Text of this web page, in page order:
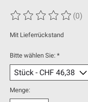
Die Bewertung dieses
(0)
Mit Lieferrückstand
Bitte wählen Sie: *
Menge: